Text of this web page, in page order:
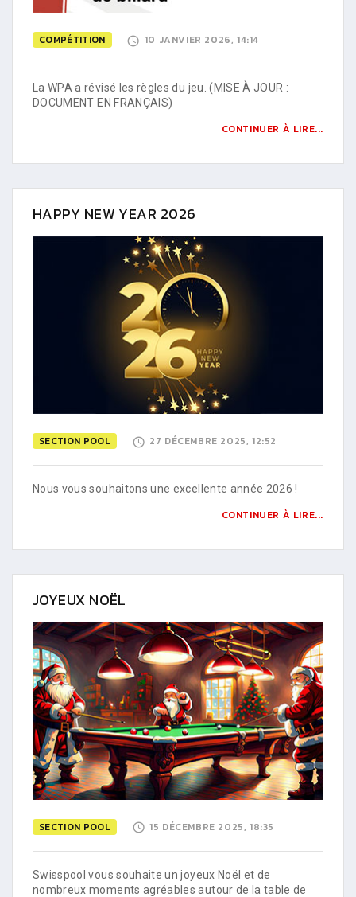
COMPÉTITION 10 JANVIER 2026, 14:14
La WPA a révisé les règles du jeu. (MISE À JOUR :
DOCUMENT EN FRANÇAIS)
CONTINUER À LIRE...
HAPPY NEW YEAR 2026
SECTION POOL 27 DÉCEMBRE 2025, 12:52
Nous vous souhaitons une excellente année 2026 !
CONTINUER À LIRE...
JOYEUX NOËL
SECTION POOL 15 DÉCEMBRE 2025, 18:35
Swisspool vous souhaite un joyeux Noël et de
nombreux moments agréables autour de la table de